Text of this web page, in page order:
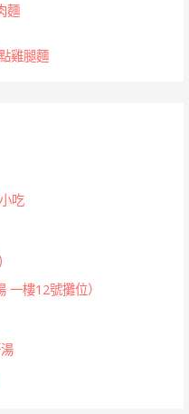
麵
雞腿麵
吃
一樓12號攤位）